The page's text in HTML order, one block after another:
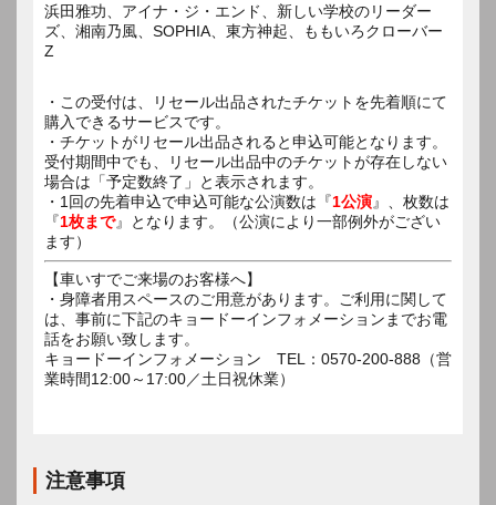
浜田雅功、アイナ・ジ・エンド、新しい学校のリーダー
ズ、湘南乃風、SOPHIA、東方神起、ももいろクローバー
Z
・この受付は、リセール出品されたチケットを先着順にて
購入できるサービスです。
・チケットがリセール出品されると申込可能となります。
受付期間中でも、リセール出品中のチケットが存在しない
場合は「予定数終了」と表示されます。
・1回の先着申込で申込可能な公演数は『1公演』、枚数は
『1枚まで』となります。（公演により一部例外がござい
ます）
【車いすでご来場のお客様へ】
・身障者用スペースのご用意があります。ご利用に関して
は、事前に下記のキョードーインフォメーションまでお電
話をお願い致します。
キョードーインフォメーション TEL：0570-200-888（営
業時間12:00～17:00／土日祝休業）
注意事項